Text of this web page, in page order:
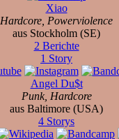
Xiao
Hardcore, Powerviolence
aus Stockholm (SE)
2 Berichte
1 Story
Angel Du$t
Punk, Hardcore
aus Baltimore (USA)
4 Storys